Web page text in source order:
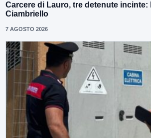
Carcere di Lauro, tre detenute incinte:
Ciambriello
7 AGOSTO 2026